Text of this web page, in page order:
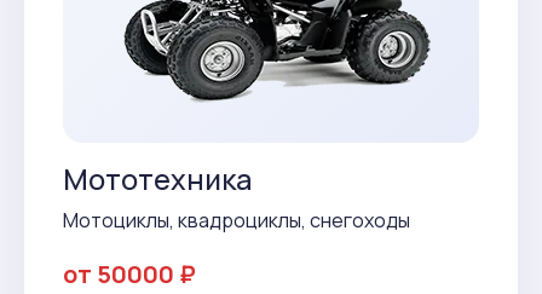
Мототехника
Мотоциклы, квадроциклы, снегоходы
от 50000 ₽